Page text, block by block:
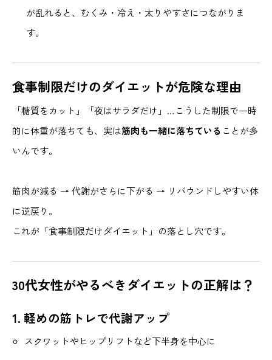
が乱れると、むくみ・冷え・太りやすさにつながりま
す。
食事制限だけのダイエットが危険な理由
「糖質をカット」「夜はサラダだけ」…こうした制限で一時
的に体重が落ちても、実は筋肉も一緒に落ちている ことが多
いんです。
筋肉が減る → 代謝がさらに下がる → リバウンドしやすい体
に逆戻り。
これが「食事制限だけダイエット」の落とし穴です。
30代女性がやるべきダイエットの正解は？
1. 軽めの筋トレで代謝アップ
スクワットやヒップリフトなど下半身を中心に